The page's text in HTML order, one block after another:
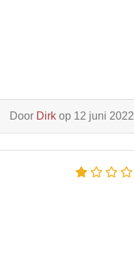
Door Dirk op 12 juni 2022